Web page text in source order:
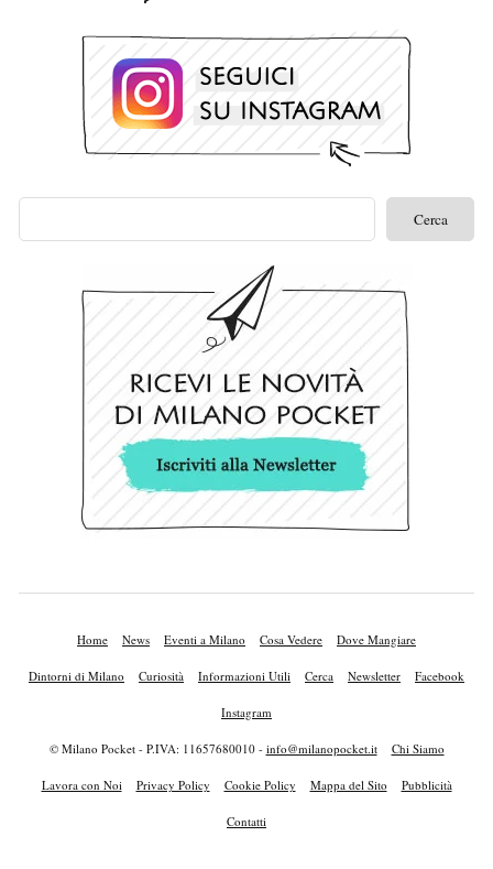
Home News Eventi a Milano Cosa Vedere Dove Mangiare
Dintorni di Milano Curiosità Informazioni Utili Cerca Newsletter Facebook
Instagram
© Milano Pocket - P.IVA: 11657680010 - info@milanopocket.it Chi Siamo
Lavora con Noi Privacy Policy Cookie Policy Mappa del Sito Pubblicità
Contatti